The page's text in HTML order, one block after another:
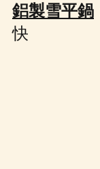
鋁製雪平鍋
快